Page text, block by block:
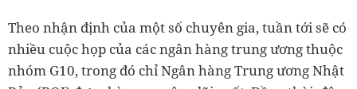
Theo nhận định của một số chuyên gia, tuần tới sẽ có
nhiều cuộc họp của các ngân hàng trung ương thuộc
nhóm G10, trong đó chỉ Ngân hàng Trung ương Nhật